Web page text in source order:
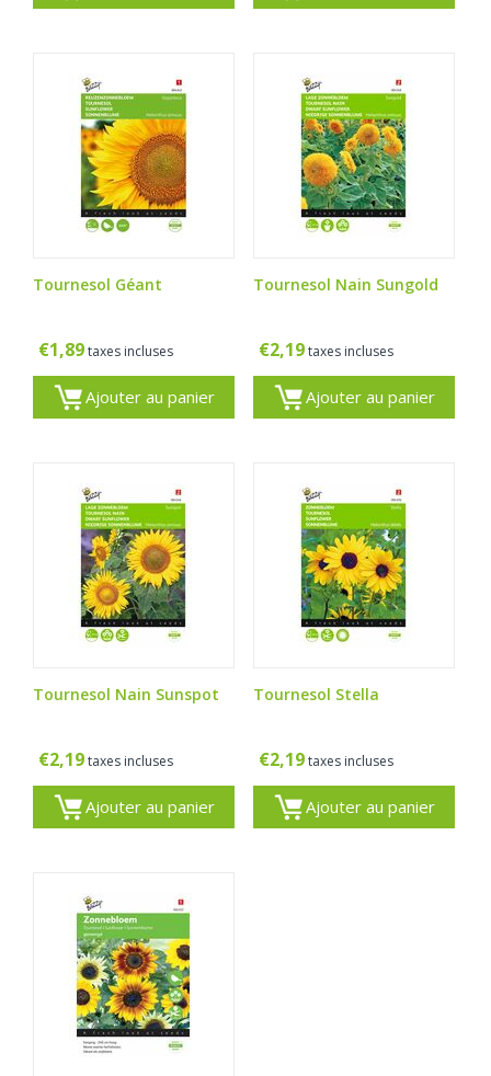
Tournesol Géant
€1,89taxes incluses
Ajouter au panier
Tournesol Nain Sungold
€2,19 taxes incluses
Ajouter au panier
Tournesol Nain Sunspot
€2,19taxes incluses
Ajouter au panier
Tournesol Stella
€2,19 taxes incluses
Ajouter au panier